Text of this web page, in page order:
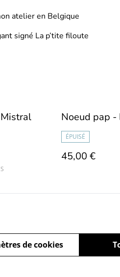
atelier en Belgique
signé La p’tite filoute
Noeud pap -
ÉPUISÉ
45,00 €
nous
de cookies